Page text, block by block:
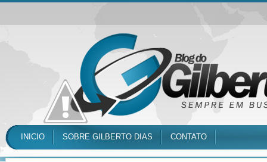
INICIO SOBRE GILBERTO DIAS CONTATO